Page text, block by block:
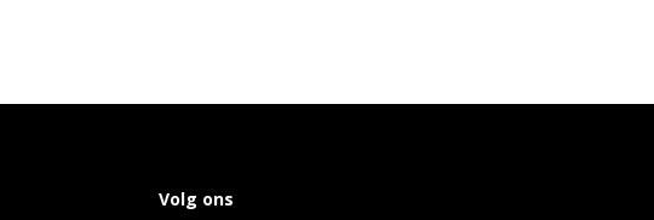
Volg ons